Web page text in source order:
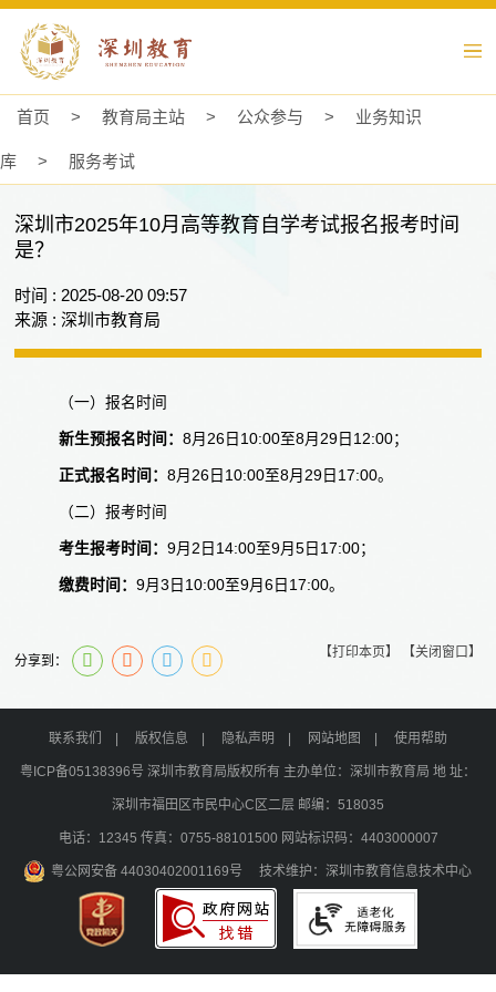
首页 > 教育局主站 > 公众参与 > 业务知识
库 > 服务考试
深圳市2025年10月高等教育自学考试报名报考时间
是？
时间 : 2025-08-20 09:57
来源 : 深圳市教育局
（一）报名时间
新生预报名时间：8月26日10:00至8月29日12:00；
正式报名时间：8月26日10:00至8月29日17:00。
（二）报考时间
考生报考时间：9月2日14:00至9月5日17:00；
缴费时间：9月3日10:00至9月6日17:00。
分享到：
【打印本页】 【关闭窗口】
联系我们 版权信息 隐私声明 网站地图 使用帮助
粤ICP备05138396号 深圳市教育局版权所有 主办单位：深圳市教育局 地 址：
深圳市福田区市民中心C区二层 邮编：518035
电话：12345 传真：0755-88101500 网站标识码：4403000007
粤公网安备 44030402001169号 技术维护：深圳市教育信息技术中心